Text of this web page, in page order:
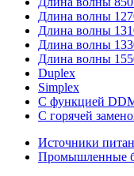
Длина волны
Длина волны
Длина волны
Длина волны
Duplex
Simplex
С функцией
С горячей
Источники
Промышленные